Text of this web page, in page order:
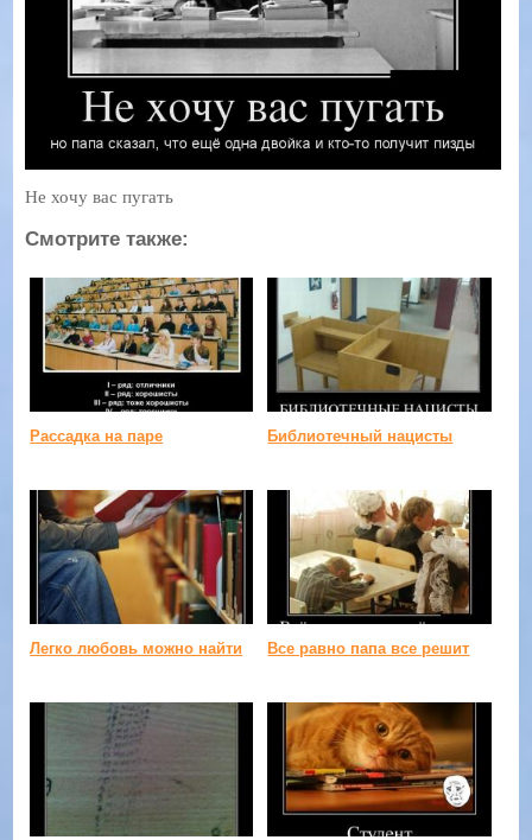
Не хочу вас пугать
Смотрите также:
Рассадка на паре Библиотечный нацисты
Легко любовь можно найти Все равно папа все решит